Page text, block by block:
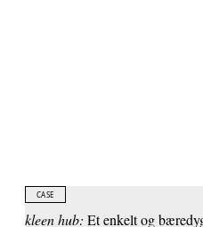
CASE
kleen hub: Et enkelt og